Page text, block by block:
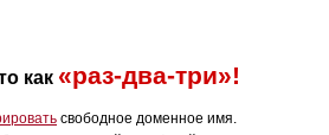
как «раз-два-три»!
свободное доменное имя.